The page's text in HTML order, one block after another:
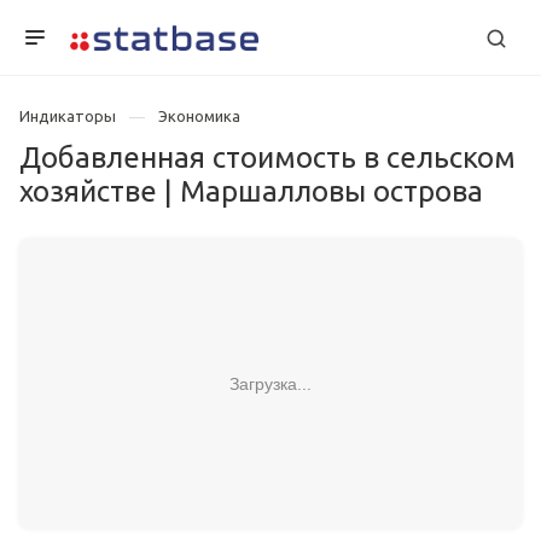
Индикаторы Экономика
Добавленная стоимость в сельском
хозяйстве | Маршалловы острова
Загрузка...